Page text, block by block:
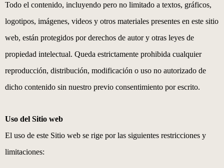
Todo el contenido, incluyendo pero no limitado a textos, gráficos,
logotipos, imágenes, videos y otros materiales presentes en este sitio
web, están protegidos por derechos de autor y otras leyes de
propiedad intelectual. Queda estrictamente prohibida cualquier
reproducción, distribución, modificación o uso no autorizado de
dicho contenido sin nuestro previo consentimiento por escrito.
Uso del Sitio web
El uso de este Sitio web se rige por las siguientes restricciones y
limitaciones: